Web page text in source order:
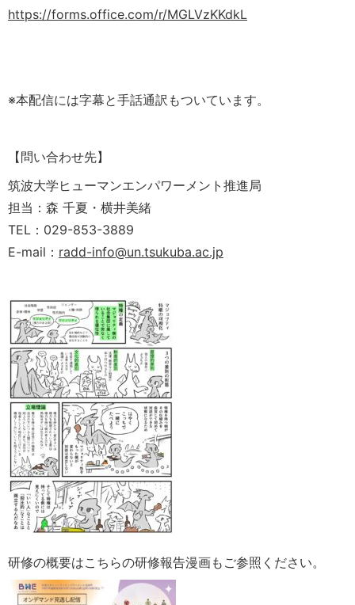
https://forms.office.com/r/MGLVzKKdkL
※本配信には字幕と手話通訳もついています。
【問い合わせ先】
筑波大学ヒューマンエンパワーメント推進局
担当：森 千夏・横井美緒
TEL：029-853-3889
E-mail： radd-info@un.tsukuba.ac.jp
研修の概要はこちらの研修報告漫画もご参照ください。